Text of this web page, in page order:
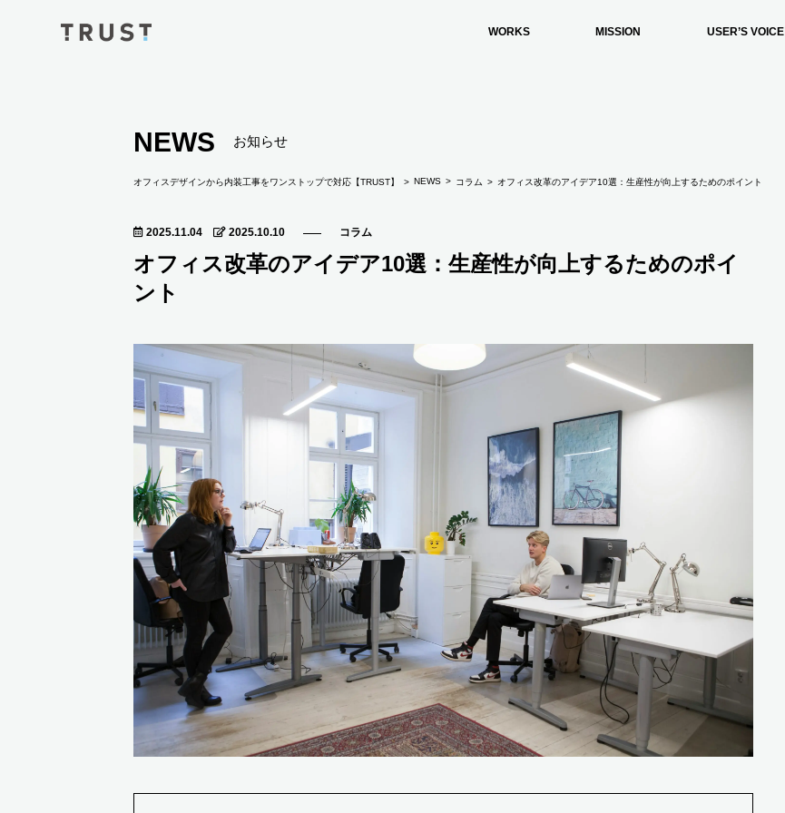
WORKS MISSION USER’S VOICE
NEWS お知らせ
オフィスデザインから内装工事をワンストップで対応【TRUST】 NEWS コラム オフィス改革のアイデア10選：生産性が向上するためのポイント
2025.11.04 2025.10.10 コラム
オフィス改革のアイデア10選：生産性が向上するためのポイ
ント